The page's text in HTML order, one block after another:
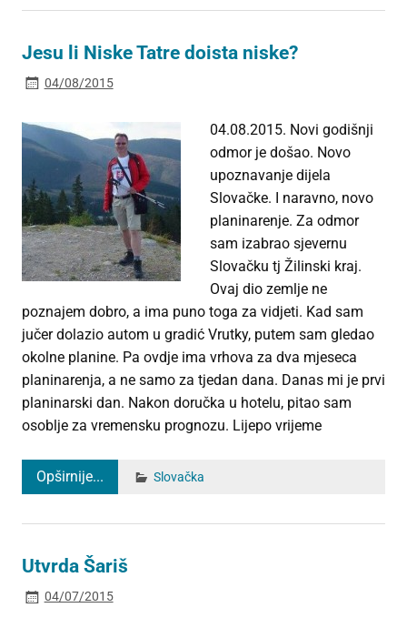
Jesu li Niske Tatre doista niske?
04/08/2015
04.08.2015. Novi godišnji
odmor je došao. Novo
upoznavanje dijela
Slovačke. I naravno, novo
planinarenje. Za odmor
sam izabrao sjevernu
Slovačku tj Žilinski kraj.
Ovaj dio zemlje ne
poznajem dobro, a ima puno toga za vidjeti. Kad sam
jučer dolazio autom u gradić Vrutky, putem sam gledao
okolne planine. Pa ovdje ima vrhova za dva mjeseca
planinarenja, a ne samo za tjedan dana. Danas mi je prvi
planinarski dan. Nakon doručka u hotelu, pitao sam
osoblje za vremensku prognozu. Lijepo vrijeme
Opširnije... Slovačka
Utvrda Šariš
04/07/2015